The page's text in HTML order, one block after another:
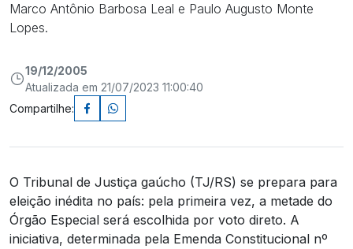
Marco Antônio Barbosa Leal e Paulo Augusto Monte
Lopes.
19/12/2005
Atualizada em 21/07/2023 11:00:40
Compartilhe:
O Tribunal de Justiça gaúcho (TJ/RS) se prepara para
eleição inédita no país: pela primeira vez, a metade do
Órgão Especial será escolhida por voto direto. A
iniciativa, determinada pela Emenda Constitucional nº